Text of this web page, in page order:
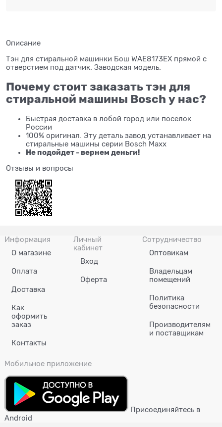
Описание
Тэн для стиральной машинки Бош WAE8173EX прямой с
отверстием под датчик. Заводская модель.
Почему стоит заказать тэн для
стиральной машины Bosch у нас?
Быстрая доставка в лобой город или поселок
России
100% оригинал. Эту деталь завод устанавливает на
стиральные машины серии Bosch Maxx
Не подойдет - вернем деньги!
Отзывы и вопросы
Информация
О магазине
Оплата
Доставка
Как
оформить
заказ
Контакты
Личный
кабинет
Вход
Оферта
Сотрудничество
Оптовикам
Владельцам
помещений
Политика
безопасности
Производителям
и поставщикам
Мобильное приложение
Присоединяйтесь в
Android